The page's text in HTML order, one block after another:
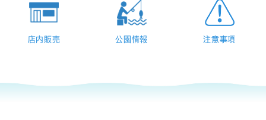
店内販売 公園情報 注意事項